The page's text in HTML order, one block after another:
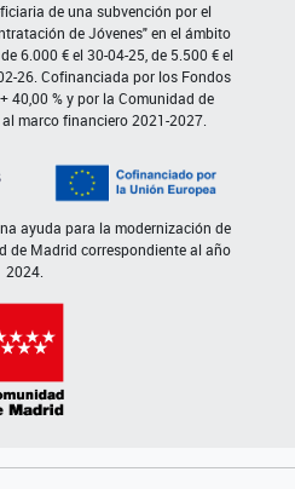
de una subvención por el
de Jóvenes" en el ámbito
6.000 € el 30-04-25, de 5.500 € el
26. Cofinanciada por los Fondos
40,00 % y por la Comunidad de
marco financiero 2021-2027.
ayuda para la modernización de
de Madrid correspondiente al año
2024.